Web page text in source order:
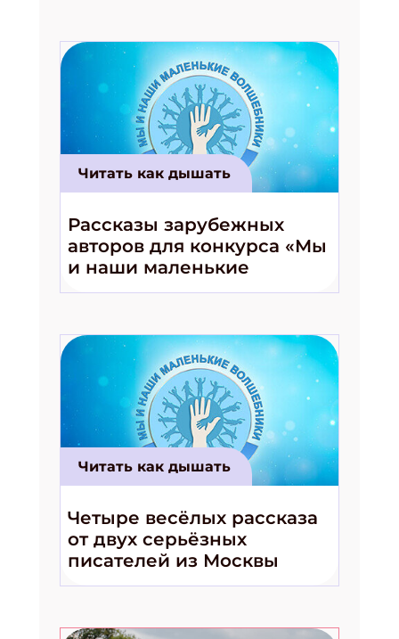
Читать как дышать
Рассказы зарубежных
авторов для конкурса «Мы
и наши маленькие
волшебники!»
Читать как дышать
Четыре весёлых рассказа
от двух серьёзных
писателей из Москвы